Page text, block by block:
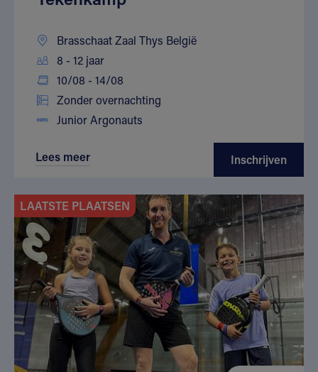
Brasschaat Zaal Thys België
8 - 12 jaar
10/08 - 14/08
Zonder overnachting
Junior Argonauts
Lees meer Inschrijven
LAATSTE PLAATSEN